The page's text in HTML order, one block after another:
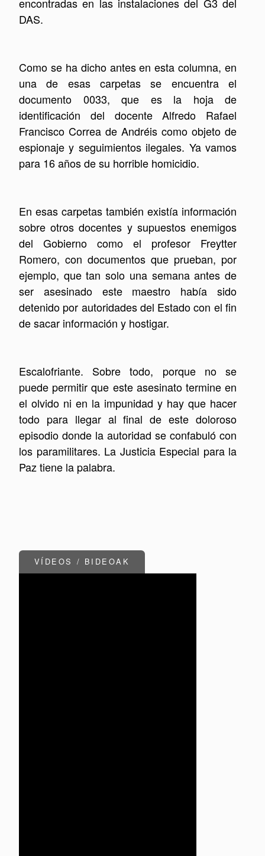
DAS.
Como se ha dicho antes en esta columna, en
una de esas carpetas se encuentra el
documento 0033, que es la hoja de
identificación del docente Alfredo Rafael
Francisco Correa de Andréis como objeto de
espionaje y seguimientos ilegales. Ya vamos
para 16 años de su horrible homicidio.
En esas carpetas también existía información
sobre otros docentes y supuestos enemigos
del Gobierno como el profesor Freytter
Romero, con documentos que prueban, por
ejemplo, que tan solo una semana antes de
ser asesinado este maestro había sido
detenido por autoridades del Estado con el fin
de sacar información y hostigar.
Escalofriante. Sobre todo, porque no se
puede permitir que este asesinato termine en
el olvido ni en la impunidad y hay que hacer
todo para llegar al final de este doloroso
episodio donde la autoridad se confabuló con
los paramilitares. La Justicia Especial para la
Paz tiene la palabra.
VÍDEOS / BIDEOAK